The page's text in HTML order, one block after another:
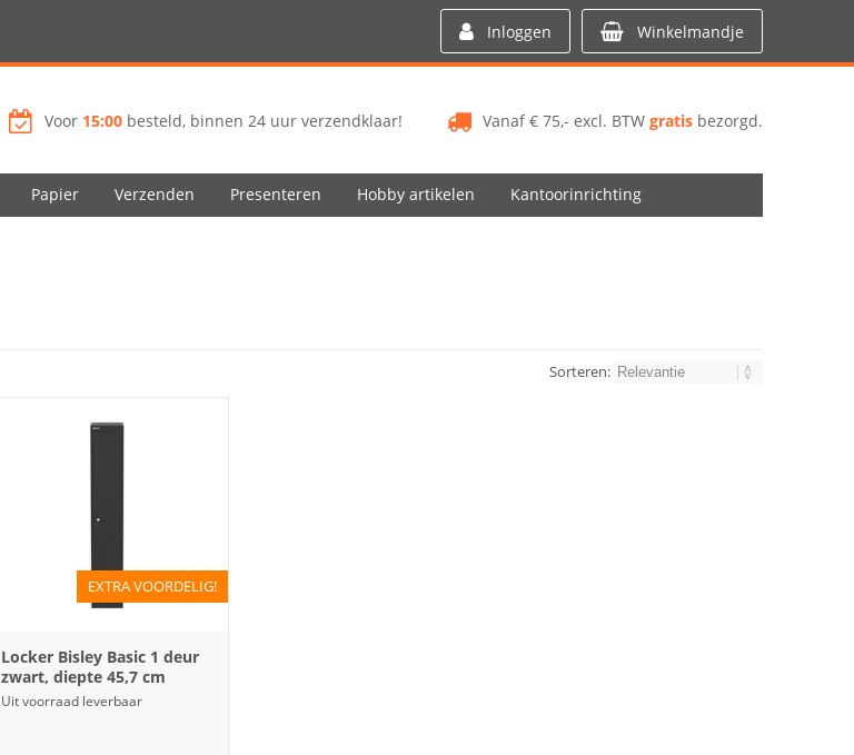
Inloggen Winkelmandje
Vanaf € 75,- excl. BTW gratis bezorgd.
Voor 15:00 besteld, binnen 24 uur verzendklaar!
Papier Verzenden Presenteren Hobby artikelen Kantoorinrichting
Sorteren:
EXTRA VOORDELIG!
Locker Bisley Basic 1 deur
zwart, diepte 45,7 cm
Uit voorraad leverbaar